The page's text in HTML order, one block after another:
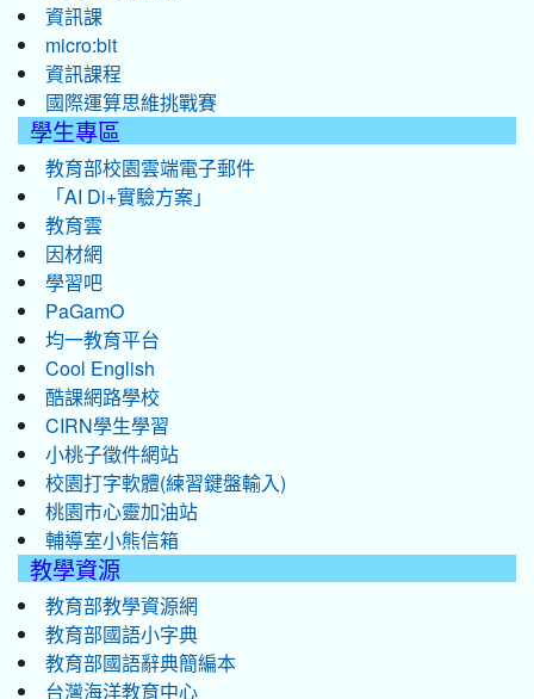
資訊課
micro:bit
資訊課程
國際運算思維挑戰賽
學生專區
教育部校園雲端電子郵件
「AI Di+實驗方案」
教育雲
因材網
學習吧
PaGamO
均一教育平台
Cool English
酷課網路學校
CIRN學生學習
小桃子徵件網站
校園打字軟體(練習鍵盤輸入)
桃園市心靈加油站
輔導室小熊信箱
教學資源
教育部教學資源網
教育部國語小字典
教育部國語辭典簡編本
台灣海洋教育中心